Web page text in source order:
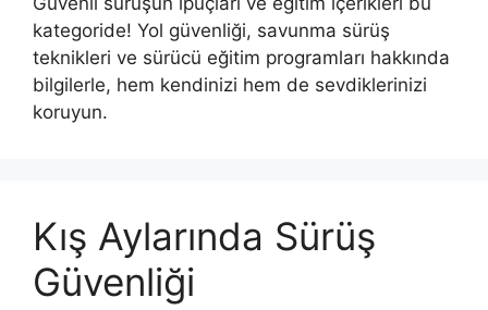
kategoride! Yol güvenliği, savunma sürüş
teknikleri ve sürücü eğitim programları hakkında
bilgilerle, hem kendinizi hem de sevdiklerinizi
koruyun.
Kış Aylarında Sürüş
Güvenliği